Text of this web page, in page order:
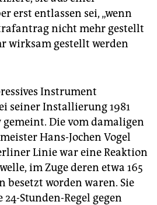
erst entlassen sei, „wenn
nicht mehr gestellt
wirksam gestellt werden
Instrument
seiner Installierung 1981
Die vom damaligen
Hans-Jochen Vogel
Linie war eine Reaktion
im Zuge deren etwa 165
besetzt worden waren. Sie
Stunden-Regel gegen